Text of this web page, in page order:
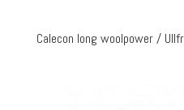
Calecon long woolpower /